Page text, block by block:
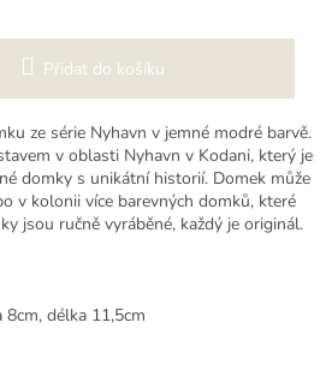
Přidat do košíku
ze série Nyhavn v jemné modré barvě.
v oblasti Nyhavn v Kodani, který je
domky s unikátní historií. Domek může
v kolonii více barevných domků, které
jsou ručně vyráběné, každý je originál.
8cm, délka 11,5cm